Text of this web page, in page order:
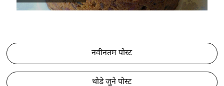
नवीनतम पोस्ट
थोडे जुने पोस्ट